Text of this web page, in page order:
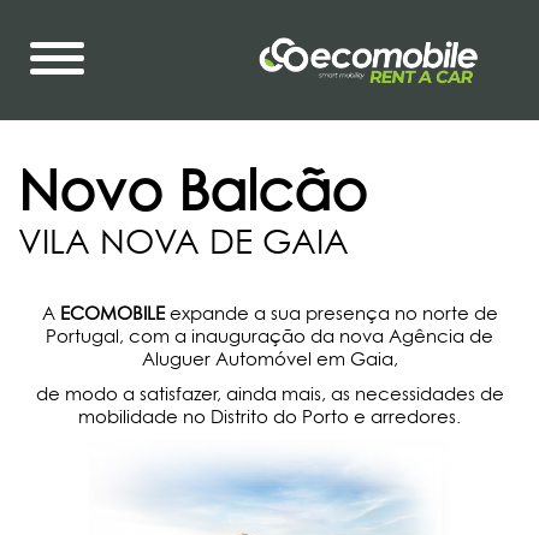
Novo Balcão
VILA NOVA DE GAIA
A ECOMOBILEexpande a sua presença no norte de
Portugal, com a inauguração da nova Agência de
Aluguer Automóvel em Gaia,
de modo a satisfazer, ainda mais, as necessidades de
mobilidade no Distrito do Porto e arredores.